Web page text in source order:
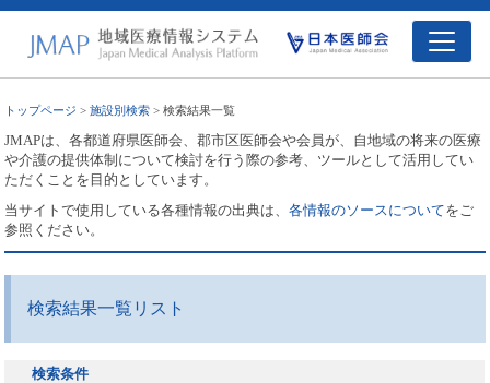
トップページ >施設別検索 > 検索結果一覧
JMAPは、各都道府県医師会、郡市区医師会や会員が、自地域の将来の医療
や介護の提供体制について検討を行う際の参考、ツールとして活用してい
ただくことを目的としています。
当サイトで使用している各種情報の出典は、各情報のソースについてをご
参照ください。
検索結果一覧リスト
検索条件